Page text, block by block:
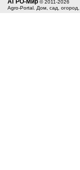
АГРО-Мир © 2011-2026
Agro-Portal. Дом, сад,